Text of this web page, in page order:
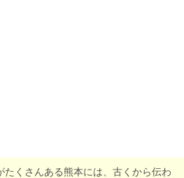
くさんある熊本には、古くから伝わ